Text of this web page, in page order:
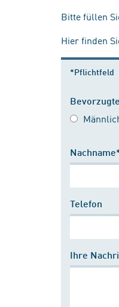
Bitte füllen
Hier finden
*Pflichtfeld
Telefon
Ihre